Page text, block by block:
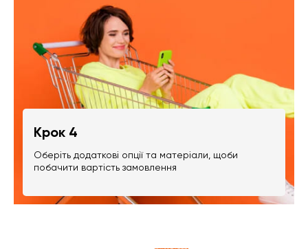
Крок 4
Оберіть додаткові опції та матеріали, щоби
побачити вартість замовлення